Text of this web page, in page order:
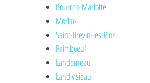
Bourron-Marlotte
Morlaix
Saint-Brevin-les-Pins
Paimboeuf
Landerneau
Landivisieau